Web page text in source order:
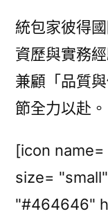
統包家彼得
資歷與實務
兼顧「品質
節全力以赴。
[icon
size=
"#464646"